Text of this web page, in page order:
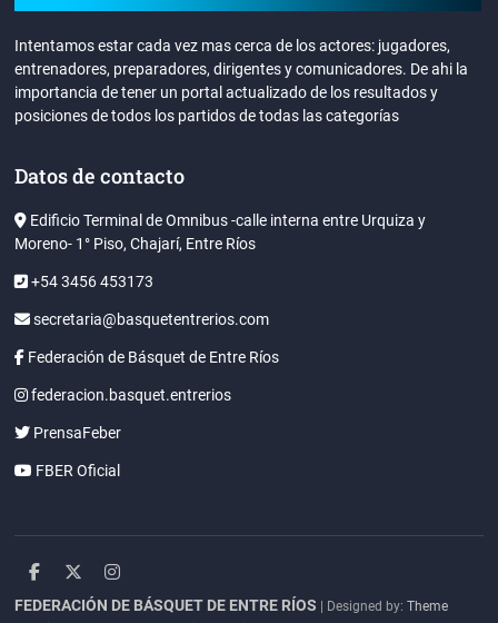
Intentamos estar cada vez mas cerca de los actores: jugadores,
entrenadores, preparadores, dirigentes y comunicadores. De ahi la
importancia de tener un portal actualizado de los resultados y
posiciones de todos los partidos de todas las categorías
Datos de contacto
Edificio Terminal de Omnibus -calle interna entre Urquiza y
Moreno- 1° Piso, Chajarí, Entre Ríos
+54 3456 453173
secretaria@basquetentrerios.com
Federación de Básquet de Entre Ríos
federacion.basquet.entrerios
PrensaFeber
FBER Oficial
facebook
twitterinstagram
FEDERACIÓN DE BÁSQUET DE ENTRE RÍOS | Designed by:Theme